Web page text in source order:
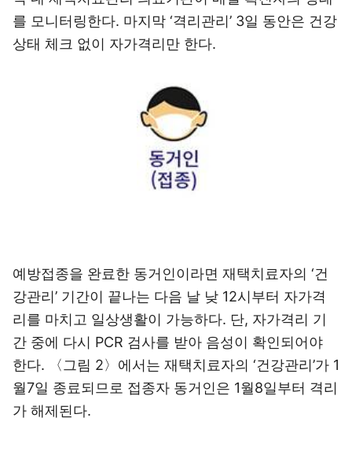
를 모니터링한다. 마지막 ‘격리관리’ 3일 동안은 건강
상태 체크 없이 자가격리만 한다.
예방접종을 완료한 동거인이라면 재택치료자의 ‘건
강관리’ 기간이 끝나는 다음 날 낮 12시부터 자가격
리를 마치고 일상생활이 가능하다. 단, 자가격리 기
간 중에 다시 PCR 검사를 받아 음성이 확인되어야
한다. 〈그림 2〉에서는 재택치료자의 ‘건강관리’가 1
월7일 종료되므로 접종자 동거인은 1월8일부터 격리
가 해제된다.